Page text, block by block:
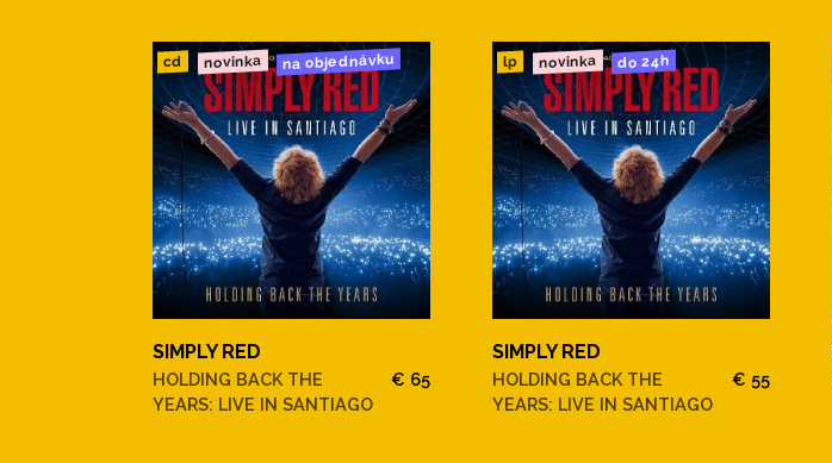
cd novinka na objednávku
SIMPLY RED
HOLDING BACK THE
YEARS: LIVE IN SANTIAGO
€ 65
lp novinka do 24h
SIMPLY RED
HOLDING BACK THE
YEARS: LIVE IN SANTIAGO
€ 55